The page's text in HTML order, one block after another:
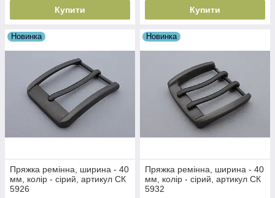
Купити Купити
Новинка
Пряжка ремінна, ширина - 40
мм, колір - сірий, артикул СК
5926
Новинка
Пряжка ремінна, ширина - 40
мм, колір - сірий, артикул СК
5932